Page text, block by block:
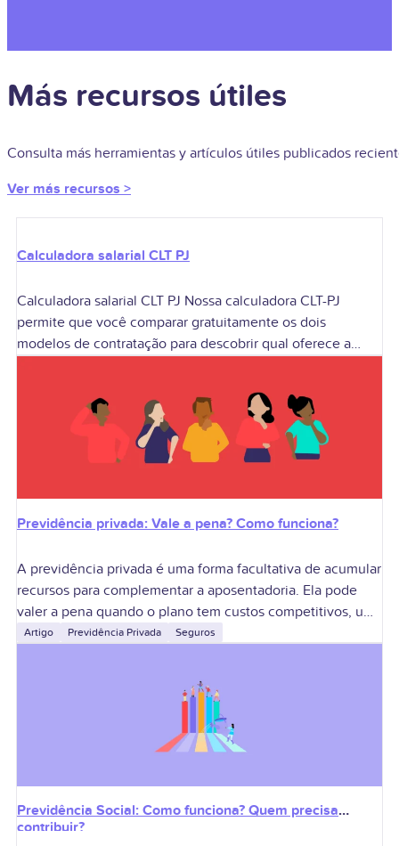
Más recursos útiles
Consulta más herramientas y artículos útiles publicados
Ver más recursos >
Calculadora salarial CLT PJ
Calculadora salarial CLT PJ Nossa calculadora CLT-PJ
permite que você comparar gratuitamente os dois
modelos de contratação para descobrir qual oferece a
Previdência privada: Vale a pena? Como funciona?
A previdência privada é uma forma facultativa de acumular
recursos para complementar a aposentadoria. Ela pode
valer a pena quando o plano tem custos competitivos, uma
carteira adequada ao prazo
Artigo Previdência Privada Seguros
Previdência Social: Como funciona? Quem precisa
contribuir?